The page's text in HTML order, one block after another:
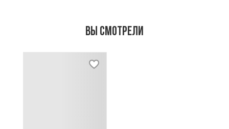
Вы смотрели